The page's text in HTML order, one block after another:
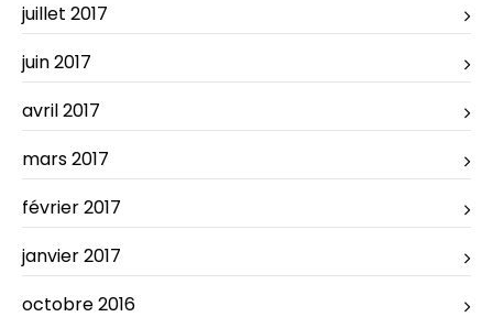
juillet 2017
juin 2017
avril 2017
mars 2017
février 2017
janvier 2017
octobre 2016